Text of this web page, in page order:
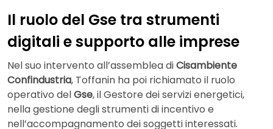
Il ruolo del Gse tra strumenti
digitali e supporto alle imprese
Nel suo intervento all’assemblea diCisambiente
Confindustria, Toffanin ha poi richiamato il ruolo
operativo delGse, il Gestore dei servizi energetici,
nella gestione degli strumenti di incentivo e
nell’accompagnamento dei soggetti interessati.